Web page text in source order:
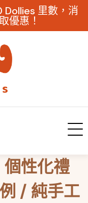
里數，消
優惠！
個性化禮
/ 純手工